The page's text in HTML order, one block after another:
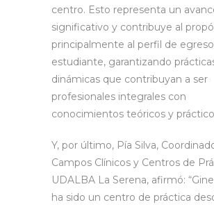
centro. Esto representa un
significativo y contribuye al
principalmente al perfil de
estudiante, garantizando
dinámicas que contribuyan a ser
profesionales integrales con
conocimientos teóricos y
Y, por último, Pía Silva,
Campos Clínicos y Centros de
UDALBA La Serena, afirmó:
ha sido un centro de práctica